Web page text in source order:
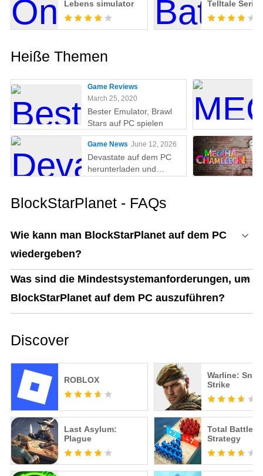
Lebens simulator Telltale Series
Heiße Themen
Game Reviews
March 25, 2020
Bester Emulator, Brawl
Stars auf PC spielen
Game News June 12, 2026
Devastate auf dem PC
herunterladen und
Play
BlockStarPlanet - FAQs
Wie kann man BlockStarPlanet auf dem PC
wiedergeben?
Was sind die Mindestsystemanforderungen, um
BlockStarPlanet auf dem PC auszuführen?
Discover
ROBLOX
Warline:
Strike
Last Asylum:
Plague
Total Battle:
Strategy